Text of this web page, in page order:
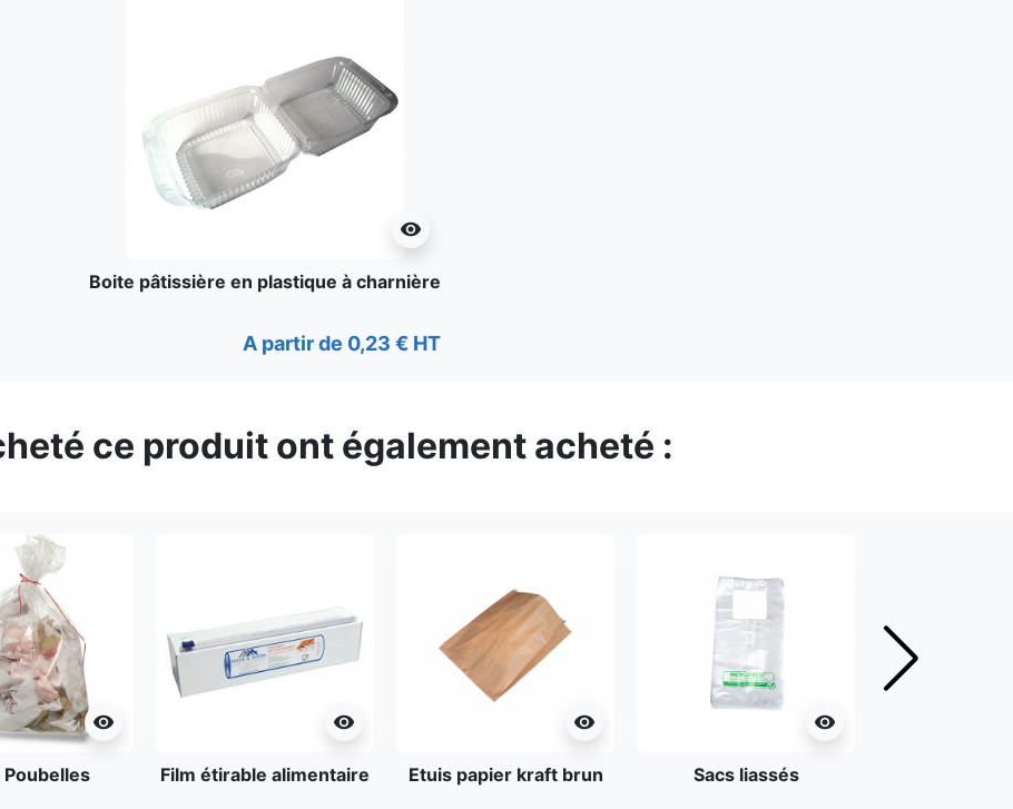
visibility
Boite pâtissière en plastique à charnière
A partir de 0,23 € HT
ce produit ont également acheté :
visibility
Poubelles
visibility
Film étirable alimentaire
visibility
Etuis papier kraft brun
visibility
Sacs liassés
Suivant